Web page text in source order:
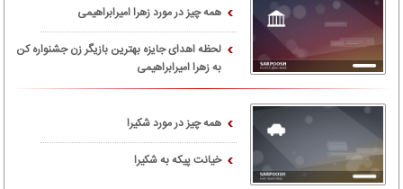
همه چیز در مورد زهرا امیرابراهیمی
لحظه اهدای جایزه بهترین بازیگر زن جشنواره کن
به زهرا امیرابراهیمی
همه چیز در مورد شکیرا
خیانت پیکه به شکیرا